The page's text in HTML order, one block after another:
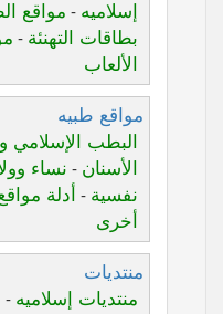
إسلاميه - مواقع
بطاقات التهنئة -
الألعاب
مواقع طبيه
البطب الإسلامي
الأسنان - نساء
نفسية - أدلة
أخرى
منتديات
منتديات إسلاميه -